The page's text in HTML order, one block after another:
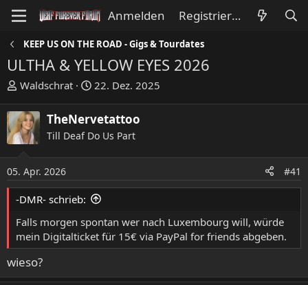
Anmelden Registrieren
KEEP US ON THE ROAD - Gigs & Tourdates
ULTHA & YELLOW EYES 2026
E
s
t
e
l
e
r
Waldschrat
E
s
t
e
l
t
a
22. Dez. 2025
TheNervetattoo
Till Deaf Do Us Part
05. Apr. 2026 #41
-DMR- schrieb:
Falls morgen spontan wer nach Luxembourg will, würde
mein Digitalticket für 15€ via PayPal for friends abgeben.
wieso?